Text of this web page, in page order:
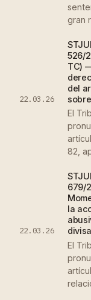
gran
22.03.26
526/
TC)
del
El
82,
22.03.26
679/
la
El